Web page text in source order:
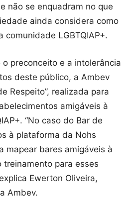
não se enquadram no que
ainda considera como
comunidade LGBTQIAP+.
preconceito e a intolerância
deste público, a Ambev
Respeito”, realizada para
amigáveis à
“No caso do Bar de
à plataforma da Nohs
mapear bares amigáveis à
para esses
Ewerton Oliveira,
Ambev.